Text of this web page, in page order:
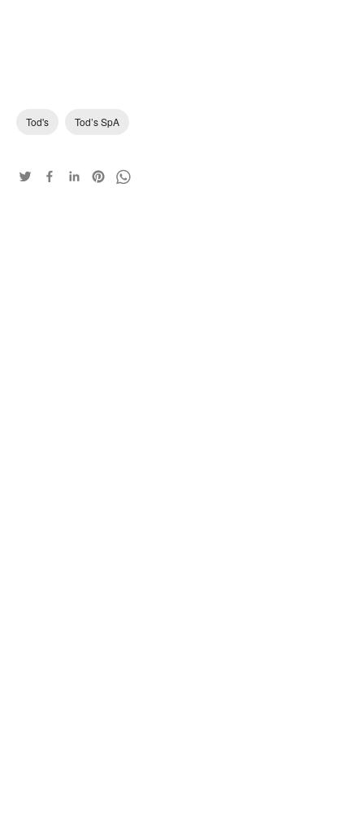
Tod's Tod’s SpA